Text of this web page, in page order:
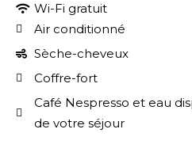
Wi-Fi gratuit
Air conditionné
Sèche-cheveux
Coffre-fort
Café Nespresso et eau
de votre séjour